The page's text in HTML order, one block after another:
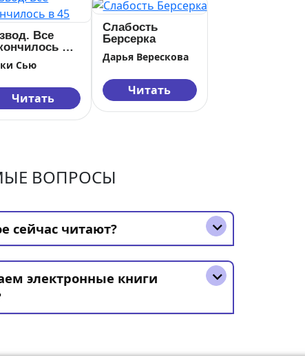
Все
в
Сью
Читать
Слабость
Берсерка
Дарья Верескова
Читать
ВОПРОСЫ
сейчас читают?
электронные книги